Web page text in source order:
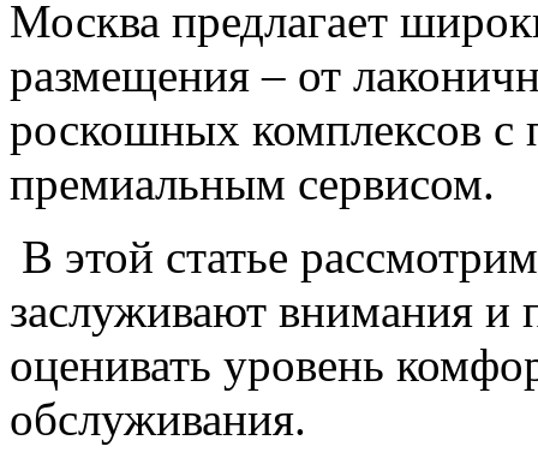
Москва предлагает
размещения – от
роскошных комплексов
премиальным сервисом.
В этой статье
заслуживают внимания и
оценивать уровень
обслуживания.